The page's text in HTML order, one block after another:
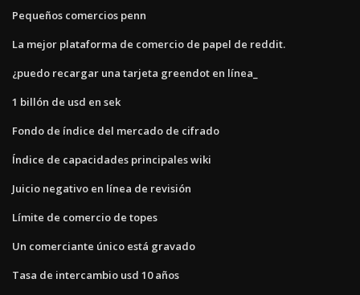
Pequeños comercios penn
La mejor plataforma de comercio de papel de reddit.
¿puedo recargar una tarjeta greendot en línea_
1 billón de usd en sek
Fondo de índice del mercado de cifrado
Índice de capacidades principales wiki
Juicio negativo en línea de revisión
Límite de comercio de topes
Un comerciante único está gravado
Tasa de intercambio usd 10 años